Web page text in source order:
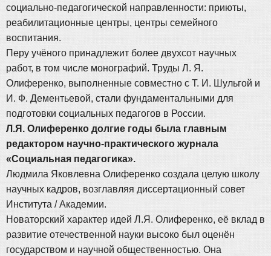
социально-педагогической направленности: приюты,
реабилитационные центры, центры семейного
воспитания.
Перу учёного принадлежит более двухсот научных
работ, в том числе монографий. Труды Л. Я.
Олиференко, выполненные совместно с Т. И. Шульгой и
И. Ф. Дементьевой, стали фундаментальными для
подготовки социальных педагогов в России.
Л.Я. Олиференко долгие годы была главным
редактором научно-практического журнала
«Социальная педагогика».
Людмила Яковлевна Олиференко создала целую школу
научных кадров, возглавляя диссертационный совет
Института / Академии.
Новаторский характер идей Л.Я. Олиференко, её вклад в
развитие отечественной науки высоко был оценён
государством и научной общественностью. Она